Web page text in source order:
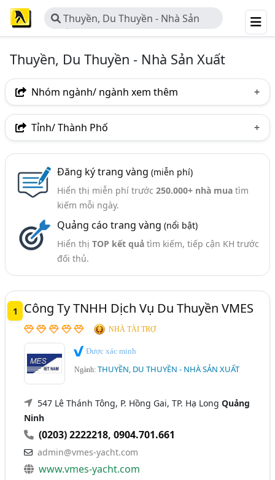
Thuyền, Du Thuyền - Nhà Sản
Xuất
Thuyền, Du Thuyền - Nhà Sản Xuất
Nhóm ngành/ ngành xem thêm
Ngành nghề
Ngành xem thêm
Tàu Biển - Công Ty Sửa Chữa Tàu Biển (236)
Tỉnh/ Thành Phố
Thừa Thiên Huế
Kiên Giang
Quảng Nam
Vĩnh Long
Đăng ký trang vàng (miễn phí)
Hiển thị miễn phí trước 250.000+ nhà muatìm
kiếm mỗi ngày.
Quảng cáo trang vàng (nổi bật)
Hiển thị TOP kết quảtìm kiếm, tiếp cận KH trước
đối thủ.
1 Công Ty TNHH Dịch Vụ Du Thuyền VMES
NHÀ TÀI TRỢ
Được xác minh
Ngành:THUYỀN, DU THUYỀN - NHÀ SẢN XUẤT
547 Lê Thánh Tông, P. Hồng Gai, TP. Hạ LongQuảng
Ninh
(0203) 2222218,0904.701.661
admin@vmes-yacht.com
www.vmes-yacht.com